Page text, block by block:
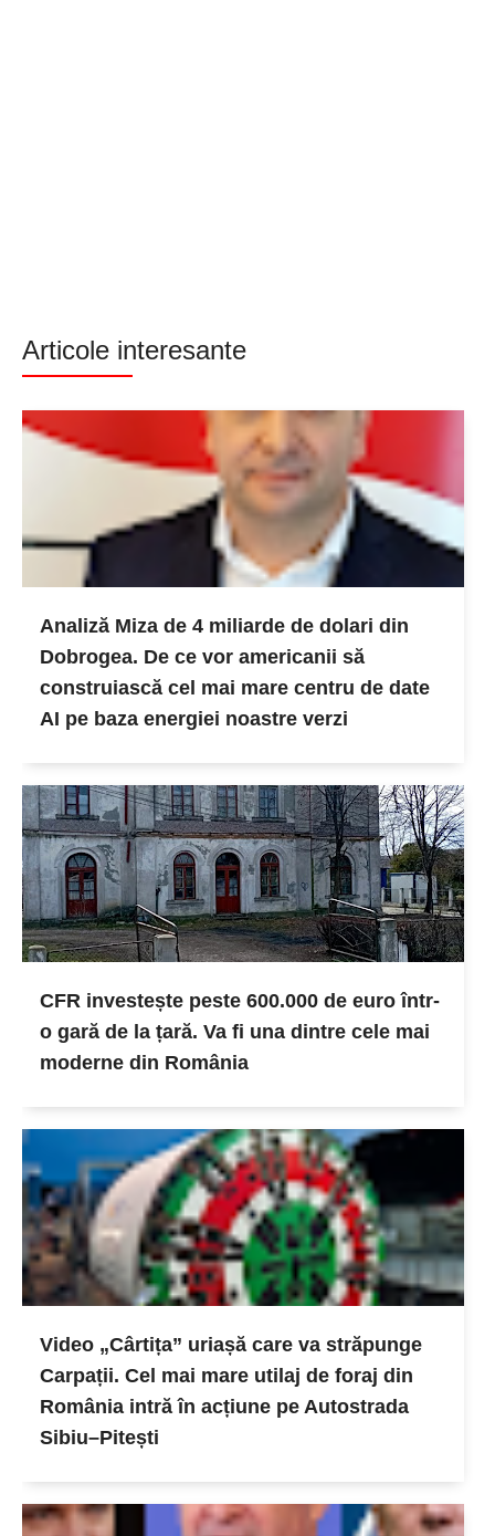
Articole interesante
Analiză Miza de 4 miliarde de dolari din
Dobrogea. De ce vor americanii să
construiască cel mai mare centru de date
AI pe baza energiei noastre verzi
CFR investește peste 600.000 de euro într-
o gară de la țară. Va fi una dintre cele mai
moderne din România
Video „Cârtița” uriașă care va străpunge
Carpații. Cel mai mare utilaj de foraj din
România intră în acțiune pe Autostrada
Sibiu–Pitești